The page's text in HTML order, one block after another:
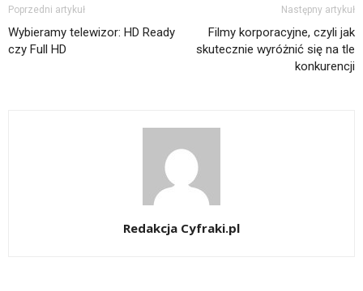
Poprzedni artykuł
Wybieramy telewizor: HD Ready
czy Full HD
Następny artykuł
Filmy korporacyjne, czyli jak
skutecznie wyróżnić się na tle
konkurencji
Redakcja Cyfraki.pl